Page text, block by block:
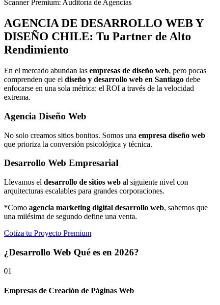
Scanner Premium: Auditoría de Agencias
AGENCIA DE DESARROLLO WEB Y
DISEÑO CHILE: Tu Partner de Alto
Rendimiento
En el mercado abundan las empresas de diseño web, pero pocas
comprenden que el diseño y desarrollo web en Santiago debe
enfocarse en una sola métrica: el ROI a través de la velocidad
extrema.
Agencia Diseño Web
No solo creamos sitios bonitos. Somos una empresa diseño web
que prioriza la conversión psicológica y técnica.
Desarrollo Web Empresarial
Llevamos el desarrollo de sitios web al siguiente nivel con
arquitecturas escalables para grandes corporaciones.
*Como agencia marketing digital desarrollo web, sabemos que
una milésima de segundo define una venta.
Cotiza tu Proyecto Premium
¿Desarrollo Web Qué es en 2026?
01
Empresas de Creación de Páginas Web